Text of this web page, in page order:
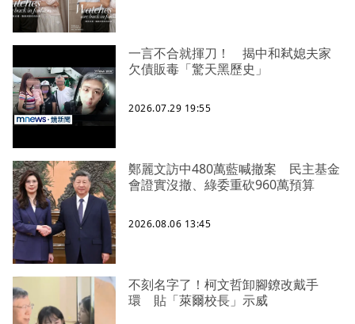
一言不合就揮刀！ 揭中和弒媳夫家
欠債販毒「驚天黑歷史」
2026.07.29 19:55
鄭麗文訪中480萬藍喊撤案 民主基金
會證實沒撤、綠委重砍960萬預算
2026.08.06 13:45
不刻名字了！柯文哲卸腳鐐改戴手
環 貼「萊爾校長」示威